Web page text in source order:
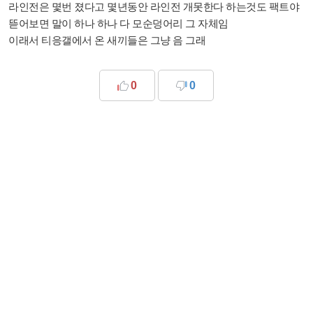
라인전은 몇번 졌다고 몇년동안 라인전 개못한다 하는것도 팩트야
뜯어보면 말이 하나 하나 다 모순덩어리 그 자체임
이래서 티응갤에서 온 새끼들은 그냥 음 그래
0 0